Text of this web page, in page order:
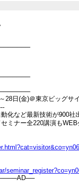
28日(金)＠東京ビッグサ
化など最新技術が900社
ミナー全220講演も